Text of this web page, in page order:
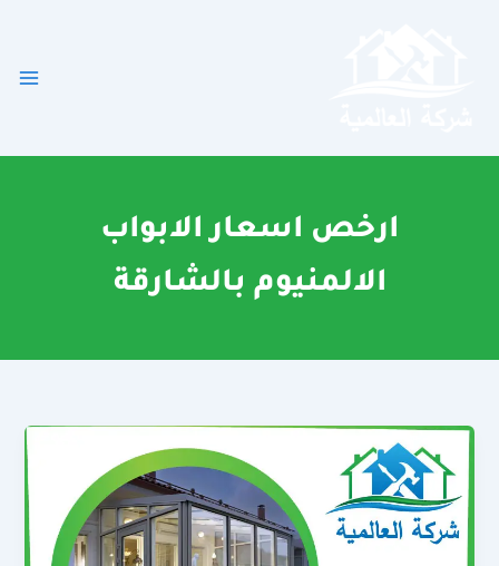
ارخص اسعار الابواب
الالمنيوم بالشارقة